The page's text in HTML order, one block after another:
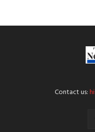
Contact us: